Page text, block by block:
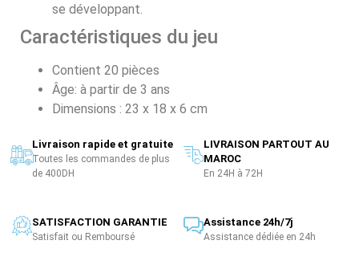
se développant.
Caractéristiques du jeu
Contient 20 pièces
Âge: à partir de 3 ans
Dimensions : 23 x 18 x 6 cm
Livraison rapide et gratuite
Toutes les commandes de plus
de 400DH
LIVRAISON PARTOUT AU
MAROC
En 24H à 72H
SATISFACTION GARANTIE
Satisfait ou Remboursé
Assistance 24h/7j
Assistance dédiée en 24h